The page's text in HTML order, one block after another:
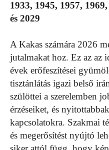
1933, 1945, 1957,
és 2029
A Kakas számára 2026
jutalmakat hoz. Ez az az
évek erőfeszítései
tisztánlátás igazi belső
szülöttei a szerelemben
érzéseiket, és
kapcsolatokra. Szakmai
és megerősítést nyújtó